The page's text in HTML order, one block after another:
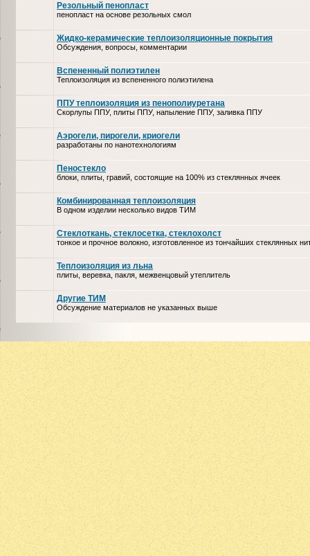
Резольный пенопласт
пенопласт на основе резольных смол
Жидко-керамические теплоизоляционные покрытия
Обсуждения, вопросы, комментарии
Вспененный полиэтилен
Теплоизоляция из вспененного полиэтилена
ППУ теплоизоляция из пенополиуретана
Скорлупы ППУ, плиты ППУ, напыление ППУ, заливка ППУ
Аэрогели, пирогели, криогели
разработаны по нанотехнологиям
Пеностекло
блоки, плиты, гравий, состоящие на 100% из стеклянных ячеек
Комбинированная теплоизоляция
В одном изделии несколько видов ТИМ
Стеклоткань, стеклосетка, cтеклохолст
тонкое и прочное волокно, изготовленное из тончайших стеклянных
Теплоизоляция из льна
плиты, веревка, пакля, межвенцовый утеплитель
Другие ТИМ
Обсуждение материалов не указанных выше